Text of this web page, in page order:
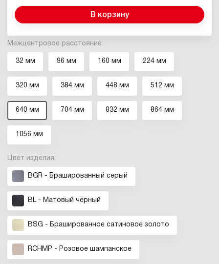
Межцентровое расстояние:
32 мм 96 мм 160 мм 224 мм
320 мм 384 мм 448 мм 512 мм
640 мм 704 мм 832 мм 864 мм
1056 мм
Цвет изделия:
BGR - Брашированный серый
BL - Матовый чёрный
BSG - Брашированное cатиновое золото
RCHMP - Розовое шампанское
В корзину